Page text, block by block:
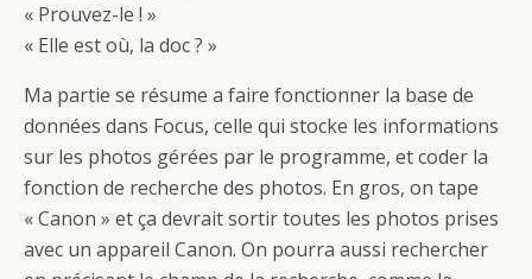
« Prouvez-le ! »
« Elle est où, la doc ? »
Ma partie se résume a faire fonctionner la base de
données dans Focus, celle qui stocke les informations
sur les photos gérées par le programme, et coder la
fonction de recherche des photos. En gros, on tape
« Canon » et ça devrait sortir toutes les photos prises
avec un appareil Canon. On pourra aussi rechercher